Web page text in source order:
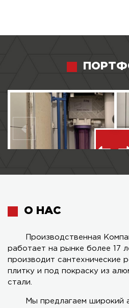
Серия AL-KR
О НАС
Производственная
работает на рынке более 17
производит сантехнические
плитку и под покраску из
стали.
Мы предлагаем широкий